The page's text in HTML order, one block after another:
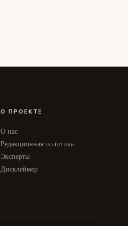
О ПРОЕКТЕ
О нас
Редакционная политика
Эксперты
Дисклеймер